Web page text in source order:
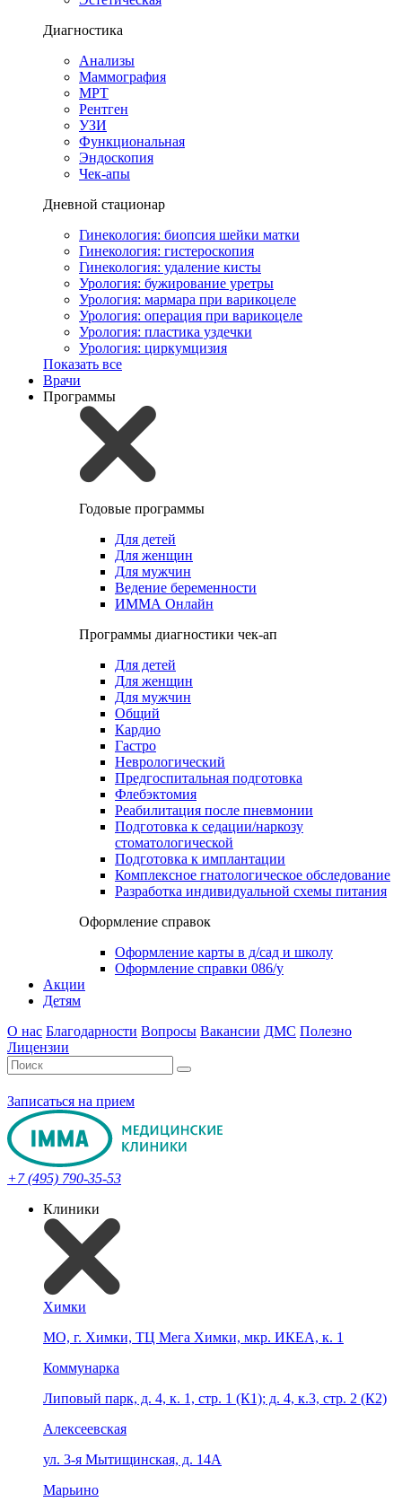
Диагностика
Анализы
Маммография
МРТ
Рентген
УЗИ
Функциональная
Эндоскопия
Чек-апы
Дневной стационар
Гинекология: биопсия шейки матки
Гинекология: гистероскопия
Гинекология: удаление кисты
Урология: бужирование уретры
Урология: мармара при варикоцеле
Урология: операция при варикоцеле
Урология: пластика уздечки
Урология: циркумцизия
Показать все
Врачи
Программы
Годовые программы
Для детей
Для женщин
Для мужчин
Ведение беременности
ИММА Онлайн
Программы диагностики чек-ап
Для детей
Для женщин
Для мужчин
Общий
Кардио
Гастро
Неврологический
Предгоспитальная подготовка
Флебэктомия
Реабилитация после пневмонии
Подготовка к седации/наркозу
стоматологической
Подготовка к имплантации
Комплексное гнатологическое обследование
Разработка индивидуальной схемы питания
Оформление справок
Оформление карты в д/сад и школу
Оформление справки 086/у
Акции
Детям
О нас Благодарности Вопросы Вакансии ДМС Полезно
Лицензии
Записаться на прием
+7 (495) 790-35-53
Клиники
Химки
МО, г. Химки, ТЦ Мега Химки, мкр. ИКЕА, к. 1
Коммунарка
Липовый парк, д. 4, к. 1, стр. 1 (К1); д. 4, к.3, стр. 2 (К2)
Алексеевская
ул. 3-я Мытищинская, д. 14А
Марьино